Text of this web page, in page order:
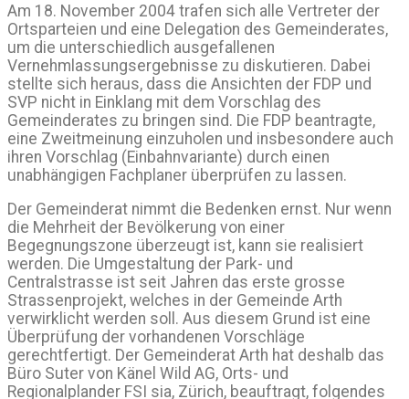
Am 18. November 2004 trafen sich alle Vertreter der
Ortsparteien und eine Delegation des Gemeinderates,
um die unterschiedlich ausgefallenen
Vernehmlassungsergebnisse zu diskutieren. Dabei
stellte sich heraus, dass die Ansichten der FDP und
SVP nicht in Einklang mit dem Vorschlag des
Gemeinderates zu bringen sind. Die FDP beantragte,
eine Zweitmeinung einzuholen und insbesondere auch
ihren Vorschlag (Einbahnvariante) durch einen
unabhängigen Fachplaner überprüfen zu lassen.
Der Gemeinderat nimmt die Bedenken ernst. Nur wenn
die Mehrheit der Bevölkerung von einer
Begegnungszone überzeugt ist, kann sie realisiert
werden. Die Umgestaltung der Park- und
Centralstrasse ist seit Jahren das erste grosse
Strassenprojekt, welches in der Gemeinde Arth
verwirklicht werden soll. Aus diesem Grund ist eine
Überprüfung der vorhandenen Vorschläge
gerechtfertigt. Der Gemeinderat Arth hat deshalb das
Büro Suter von Känel Wild AG, Orts- und
Regionalplander FSI sia, Zürich, beauftragt, folgendes